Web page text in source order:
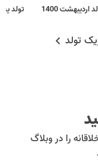
1400 تولد
تولد
را در وبلاگ